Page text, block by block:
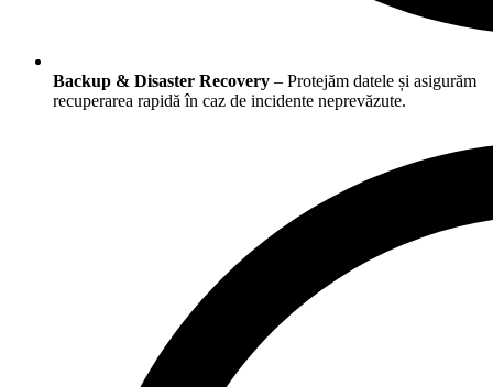
Backup & Disaster Recovery – Protejăm datele și asigurăm
recuperarea rapidă în caz de incidente neprevăzute.